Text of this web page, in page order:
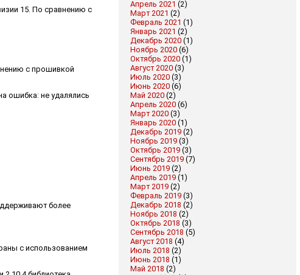
Апрель 2021 (2)
Март 2021 (2)
Февраль 2021 (1)
Январь 2021 (2)
Декабрь 2020 (1)
Ноябрь 2020 (6)
Октябрь 2020 (1)
Август 2020 (3)
Июль 2020 (3)
Июнь 2020 (6)
Май 2020 (2)
Апрель 2020 (6)
Март 2020 (3)
Январь 2020 (1)
Декабрь 2019 (2)
Ноябрь 2019 (3)
Октябрь 2019 (3)
Сентябрь 2019 (7)
Июнь 2019 (2)
Апрель 2019 (1)
Март 2019 (2)
Февраль 2019 (3)
Декабрь 2018 (2)
Ноябрь 2018 (2)
Октябрь 2018 (3)
Сентябрь 2018 (5)
Август 2018 (4)
Июль 2018 (2)
Июнь 2018 (1)
Май 2018 (2)
15. По сравнению с
с прошивкой
ошибка: не удалялись
более
с использованием